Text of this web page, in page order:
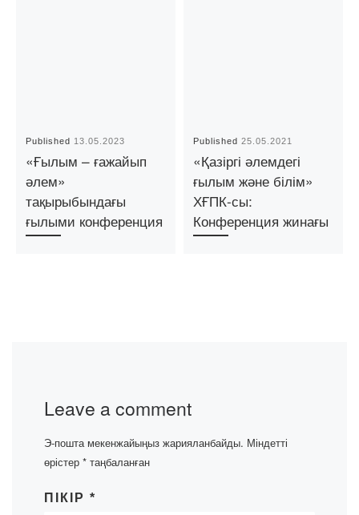
Published 13.05.2023
«Ғылым – ғажайып
әлем»
тақырыбындағы
ғылыми конференция
Published25.05.2021
«Қазіргі әлемдегі
ғылым және білім»
ХҒПК-сы:
Конференция жинағы
Leave a comment
Э-пошта мекенжайыңыз жарияланбайды. Міндетті
өрістер * таңбаланған
ПІКІР *